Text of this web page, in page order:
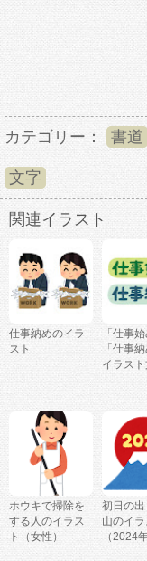
カテゴリー： 書道
文字
関連イラスト
仕事納めのイラ
スト
「仕事
「仕事
イラス
ホウキで掃除を
する人のイラス
ト（女性）
初日の
山のイラ
（2024